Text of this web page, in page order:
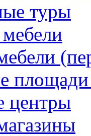
туры
центры